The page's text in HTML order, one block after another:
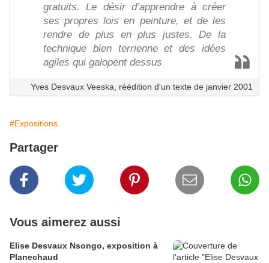
gratuits. Le désir d’apprendre à créer
ses propres lois en peinture, et de les
rendre de plus en plus justes. De la
technique bien terrienne et des idées
agiles qui galopent dessus
Yves Desvaux Veeska, réédition d'un texte de janvier 2001
#Expositions
Partager
Vous aimerez aussi
Elise Desvaux Nsongo, exposition à
Planechaud